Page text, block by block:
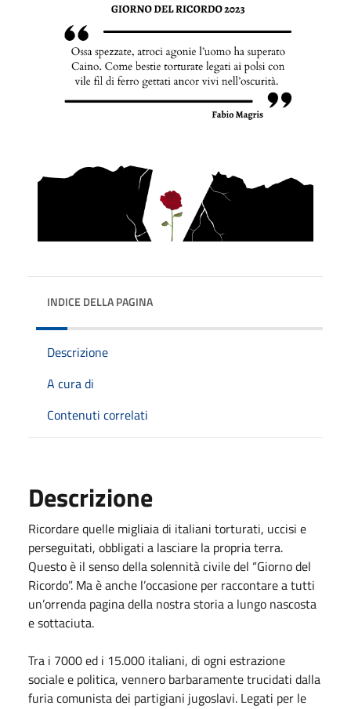
INDICE DELLA PAGINA
Descrizione
A cura di
Contenuti correlati
Descrizione
Ricordare quelle migliaia di italiani torturati, uccisi e
perseguitati, obbligati a lasciare la propria terra.
Questo è il senso della solennità civile del “Giorno del
Ricordo”. Ma è anche l’occasione per raccontare a tutti
un’orrenda pagina della nostra storia a lungo nascosta
e sottaciuta.
Tra i 7000 ed i 15.000 italiani, di ogni estrazione
sociale e politica, vennero barbaramente trucidati dalla
furia comunista dei partigiani jugoslavi. Legati per le